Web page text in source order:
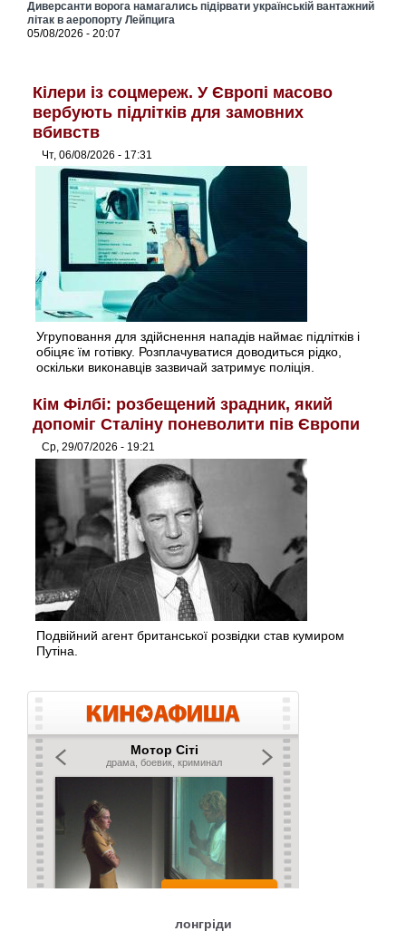
Диверсанти ворога намагались підірвати українській вантажний
літак в аеропорту Лейпцига
05/08/2026 - 20:07
Кілери із соцмереж. У Європі масово
вербують підлітків для замовних
вбивств
Чт, 06/08/2026 - 17:31
Угруповання для здійснення нападів наймає підлітків і
обіцяє їм готівку. Розплачуватися доводиться рідко,
оскільки виконавців зазвичай затримує поліція.
Кім Філбі: розбещений зрадник, який
допоміг Сталіну поневолити пів Європи
Ср, 29/07/2026 - 19:21
Подвійний агент британської розвідки став кумиром
Путіна.
лонгріди